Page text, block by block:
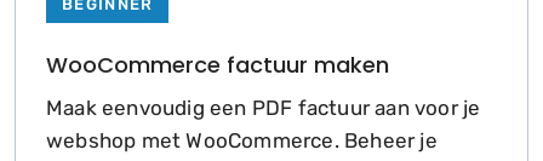
BEGINNER
WooCommerce factuur maken
Maak eenvoudig een PDF factuur aan voor je
webshop met WooCommerce. Beheer je